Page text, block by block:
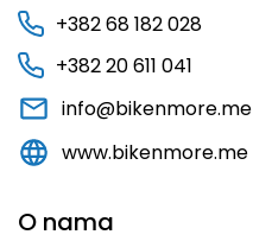
+382 68 182 028
+382 20 611 041
info@bikenmore.me
www.bikenmore.me
O nama